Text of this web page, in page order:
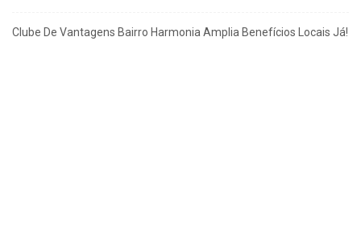
Clube De Vantagens Bairro Harmonia Amplia Benefícios Locais Já!